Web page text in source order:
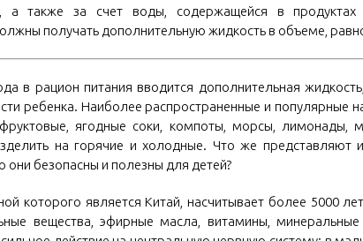
а также за счет воды, содержащейся в продуктах
получать дополнительную жидкость в объеме,
в рацион питания вводится дополнительная
ребенка. Наиболее распространенные и популярные
ягодные соки, компоты, морсы, лимонады,
на горячие и холодные. Что же представляют
они безопасны и полезны для детей?
которого является Китай, насчитывает более 5000
вещества, эфирные масла, витамины,